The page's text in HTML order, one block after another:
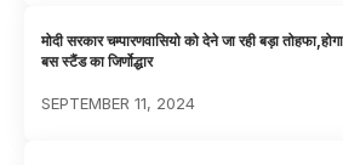
मोदी सरकार चम्पारणवासियो को देने जा रही बड़ा तोहफा,होगा
बस स्टैंड का जिर्णोद्धार
SEPTEMBER 11, 2024